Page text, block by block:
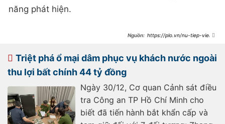
năng phát hiện.
https://plo.vn/nu-tiep-vien-
benh-tim-post809361.html
Triệt phá ổ mại dâm phục vụ khách nước ngoài
thu lợi bất chính 44 tỷ đồng
Ngày 30/12, Cơ quan Cảnh sát điều
tra Công an TP Hồ Chí Minh cho
biết đã tiến hành bắt khẩn cấp và